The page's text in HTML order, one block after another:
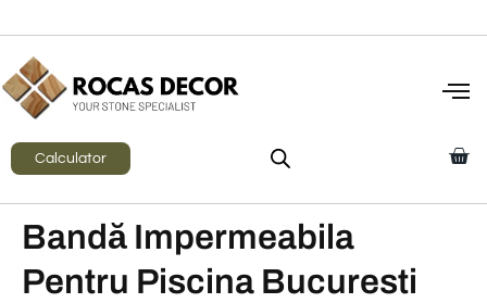
Calculator
Bandă Impermeabila
Pentru Piscina Bucuresti